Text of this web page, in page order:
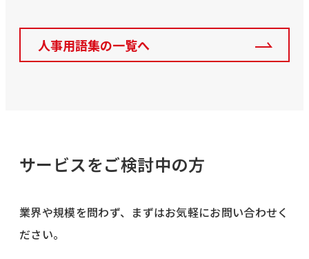
人事用語集の一覧へ
サービスをご検討中の方
業界や規模を問わず、まずはお気軽にお問い合わせく
ださい。